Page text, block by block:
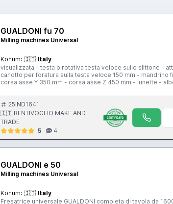
GUALDONI fu 70
Milling machines Universal
Konum: 🇮🇹 Italy
visualizzata - testa birotativa testa veloce sullo slittone -
canotto per foratura sulla testa veloce 150 mm -
corsa asse Y 350 mm - corsa asse Z 450 mm - lunette -
25IND1641
🇮🇹 BENTIVOGLIO MAKE AND
TRADE
5
4
GUALDONI e 50
Milling machines Universal
Konum: 🇮🇹 Italy
Fresatrice universale GUALDONI completa di tavola da